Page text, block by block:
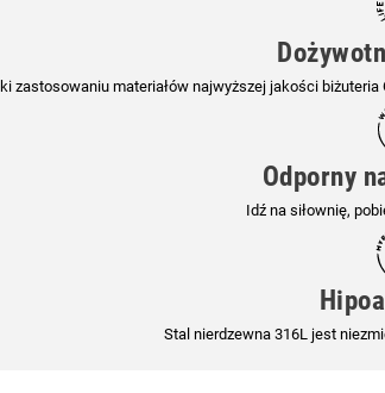
zastosowaniu materiałów najwyższej jakości biżuteria
Odporny
Idź na siłownię,
Stal nierdzewna 316L jest